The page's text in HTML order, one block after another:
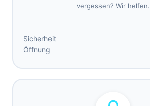
vergessen? Wir helfen.
Sicherheit
Öffnung